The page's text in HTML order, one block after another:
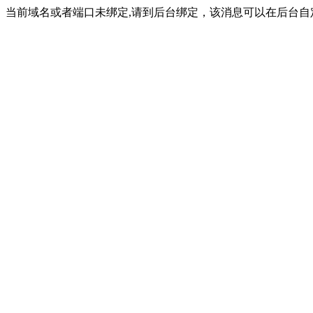
当前域名或者端口未绑定,请到后台绑定，该消息可以在后台自